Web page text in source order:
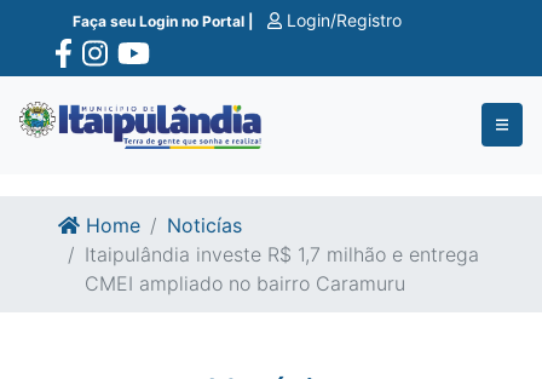
Ir para o conte�do
Ir para o fim do conte�do
Faça seu Login no Portal | Login/Registro
Home
Noticías
Itaipulândia investe R$ 1,7 milhão e entrega
CMEI ampliado no bairro Caramuru